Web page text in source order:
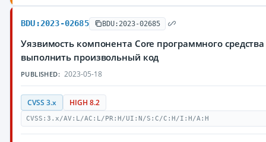
BDU:2023-02685 BDU:2023-02685
Уязвимость компонента Core программного
выполнить произвольный код
PUBLISHED: 2023-05-18
CVSS 3.x HIGH 8.2
CVSS:3.x/AV:L/AC:L/PR:H/UI:N/S:C/C:H/I:H/A:H